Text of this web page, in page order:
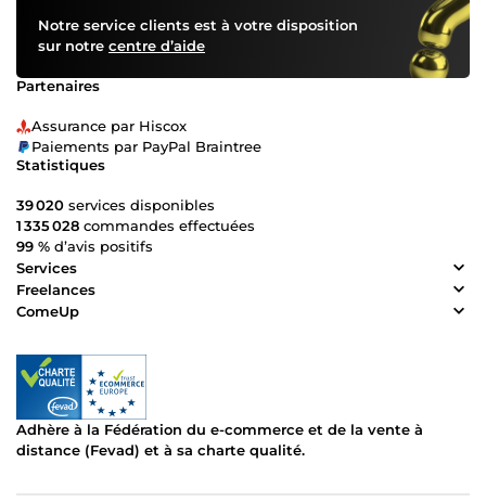
Notre service clients est à votre disposition
sur notre centre d’aide
Partenaires
Assurance par Hiscox
Paiements par PayPal Braintree
Statistiques
39 020 services disponibles
1 335 028 commandes effectuées
99 % d’avis positifs
Services
Freelances
ComeUp
Adhère à la Fédération du e-commerce et de la vente à
distance (Fevad) et à sa charte qualité.